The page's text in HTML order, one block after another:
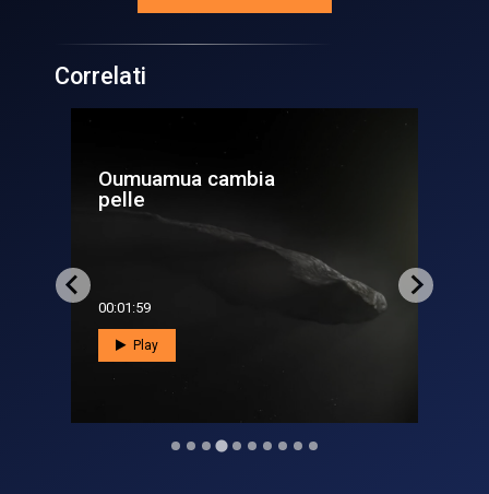
Correlati
‘Oumuamua, una ‘semplice’
cometa?
00:02:09
Play